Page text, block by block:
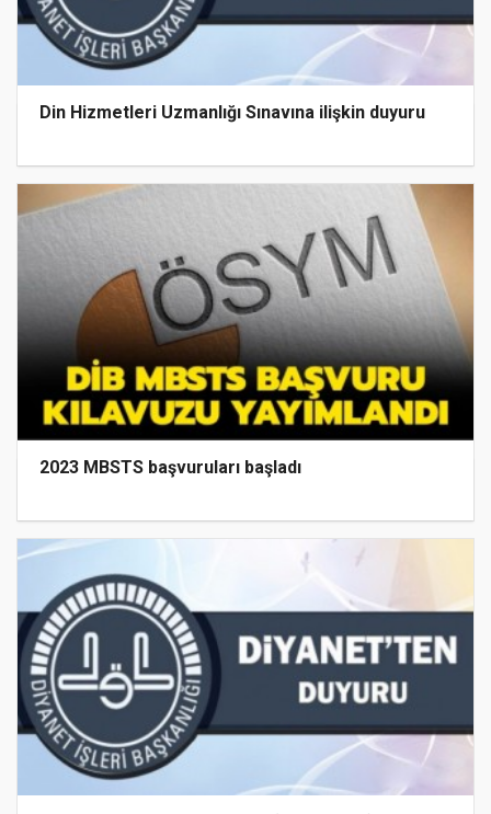
Din Hizmetleri Uzmanlığı Sınavına ilişkin duyuru
2023 MBSTS başvuruları başladı